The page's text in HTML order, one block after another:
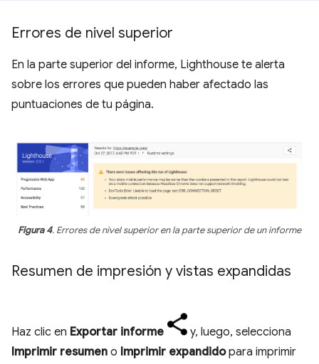
Errores de nivel superior
En la parte superior del informe, Lighthouse te alerta
sobre los errores que pueden haber afectado las
puntuaciones de tu página.
Figura 4. Errores de nivel superior en la parte superior de un informe
Resumen de impresión y vistas expandidas
Haz clic en Exportar informe
y, luego, selecciona
Imprimir resumen o Imprimir expandidopara imprimir